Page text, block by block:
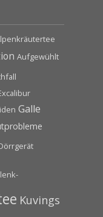
Aufgewühlt
Galle
Kuvings